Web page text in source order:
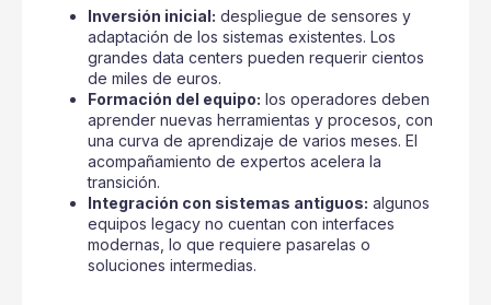
Inversión inicial: despliegue de sensores y
adaptación de los sistemas existentes. Los
grandes data centers pueden requerir cientos
de miles de euros.
Formación del equipo: los operadores deben
aprender nuevas herramientas y procesos, con
una curva de aprendizaje de varios meses. El
acompañamiento de expertos acelera la
transición.
Integración con sistemas antiguos: algunos
equipos legacy no cuentan con interfaces
modernas, lo que requiere pasarelas o
soluciones intermedias.